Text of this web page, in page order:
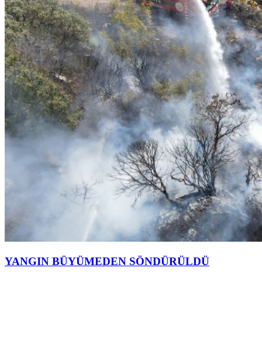
YANGIN BÜYÜMEDEN SÖNDÜRÜLDÜ